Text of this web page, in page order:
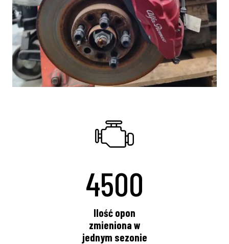
4500
Ilość opon
zmieniona w
jednym sezonie